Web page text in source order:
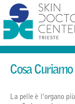
Cosa Curiamo
La pelle è l’organo